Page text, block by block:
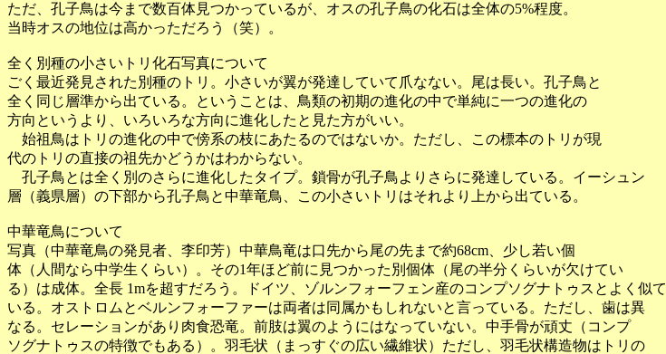
ただ、孔子鳥は今まで数百体見つかっているが、オスの孔子鳥の化石は全体の5%程度。
当時オスの地位は高かっただろう（笑）。
全く別種の小さいトリ化石写真について
ごく最近発見された別種のトリ。小さいが翼が発達していて爪なない。尾は長い。孔子鳥と
全く同じ層準から出ている。ということは、鳥類の初期の進化の中で単純に一つの進化の
方向というより、いろいろな方向に進化したと見た方がいい。
始祖鳥はトリの進化の中で傍系の枝にあたるのではないか。ただし、この標本のトリが現
代のトリの直接の祖先かどうかはわからない。
孔子鳥とは全く別のさらに進化したタイプ。鎖骨が孔子鳥よりさらに発達している。イーシュン
層（義県層）の下部から孔子鳥と中華竜鳥、この小さいトリはそれより上から出ている。
中華竜鳥について
写真（中華竜鳥の発見者、李印芳）中華鳥竜は口先から尾の先まで約68cm、少し若い個
体（人間なら中学生くらい）。その1年ほど前に見つかった別個体（尾の半分くらいが欠けてい
る）は成体。全長 1mを超すだろう。ドイツ、ゾルンフォーフェン産のコンプソグナトゥスとよく似て
いる。オストロムとベルンフォーファーは両者は同属かもしれないと言っている。ただし、歯は異
なる。セレーションがあり肉食恐竜。前肢は翼のようにはなっていない。中手骨が頑丈（コンプ
ソグナトゥスの特徴でもある）。羽毛状（まっすぐの広い繊維状）ただし、羽毛状構造物はトリの